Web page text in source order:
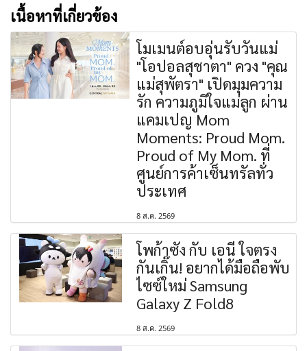
เนื้อหาที่เกี่ยวข้อง
โมเมนต์อบอุ่นรับวันแม่
"โอปอลสุชาตา" ควง "คุณ
แม่สุพัตรา" เปิดมุมความ
รัก ความภูมิใจแม่ลูก ผ่าน
แคมเปญ Mom
Moments: Proud Mom.
Proud of My Mom. ที่
ศูนย์การค้าเซ็นทรัลทั่ว
ประเทศ
8 ส.ค. 2569
โพก้าซัง กับ เอนี่ ใจตรง
กันเกิ๊น! อยากได้มือถือพับ
ไซซ์ใหม่ Samsung
Galaxy Z Fold8
8 ส.ค. 2569